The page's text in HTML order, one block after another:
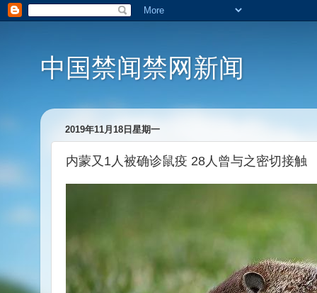
中国禁闻禁网新闻
2019年11月18日星期一
内蒙又1人被确诊鼠疫 28人曾与之密切接触